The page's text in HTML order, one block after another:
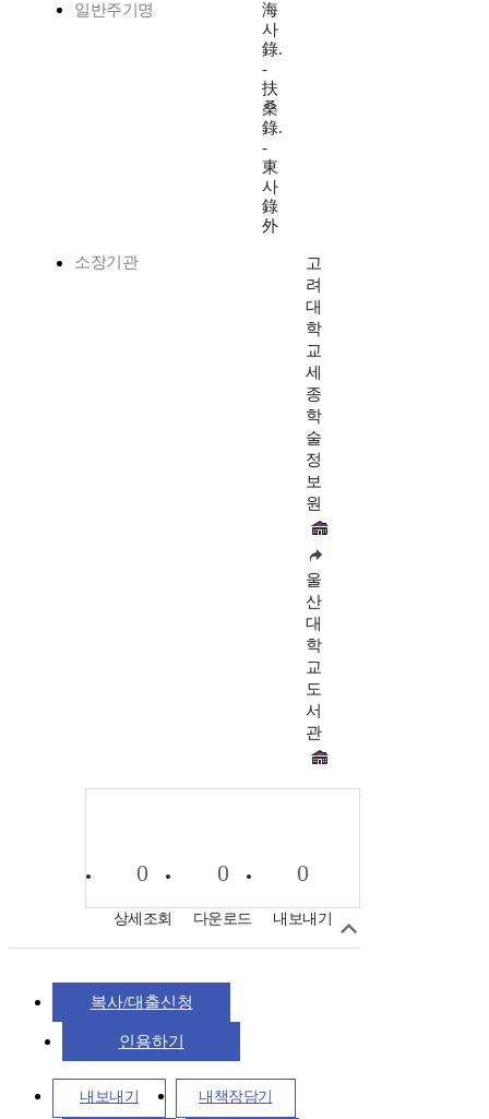
일반주기명
海
사
錄.
-
扶
桑
錄.
-
東
사
錄
外
소장기관
고
려
대
학
교
세
종
학
술
정
보
원
울
산
대
학
교
도
서
관
0
상세조회
0
다운로드
0
내보내기
복사/대출신청
인용하기
내보내기 내책장담기